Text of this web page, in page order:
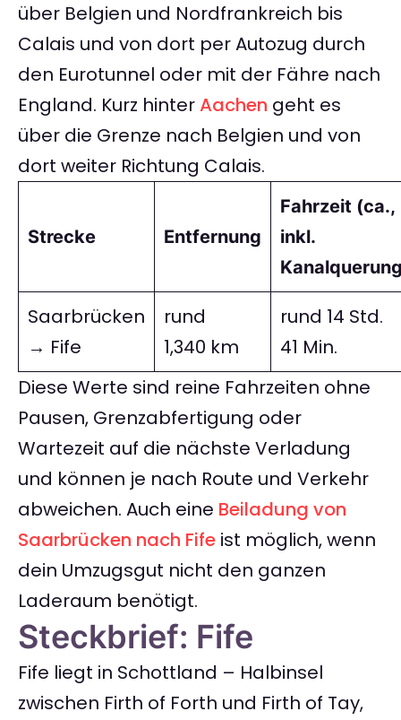
über Belgien und Nordfrankreich bis
Calais und von dort per Autozug durch
den Eurotunnel oder mit der Fähre nach
England. Kurz hinterAachen geht es
über die Grenze nach Belgien und von
dort weiter Richtung Calais.
Strecke Entfernung
Fahrzeit (ca.,
inkl.
Saarbrücken
→ Fife
rund
1,340 km
rund 14 Std.
41 Min.
Diese Werte sind reine Fahrzeiten ohne
Pausen, Grenzabfertigung oder
Wartezeit auf die nächste Verladung
und können je nach Route und Verkehr
abweichen. Auch eine Beiladung von
Saarbrücken nach Fife ist möglich, wenn
dein Umzugsgut nicht den ganzen
Laderaum benötigt.
Steckbrief: Fife
Fife liegt in Schottland – Halbinsel
zwischen Firth of Forth und Firth of Tay,